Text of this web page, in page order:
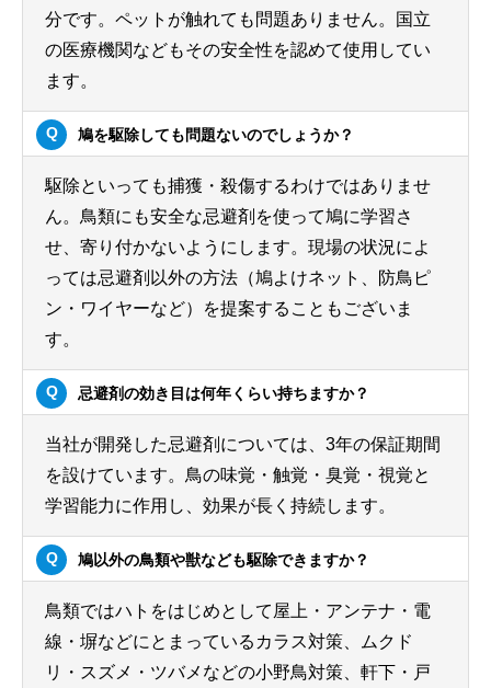
分です。ペットが触れても問題ありません。国立
の医療機関などもその安全性を認めて使用してい
ます。
鳩を駆除しても問題ないのでしょうか？
駆除といっても捕獲・殺傷するわけではありませ
ん。鳥類にも安全な忌避剤を使って鳩に学習さ
せ、寄り付かないようにします。現場の状況によ
っては忌避剤以外の方法（鳩よけネット、防鳥ピ
ン・ワイヤーなど）を提案することもございま
す。
忌避剤の効き目は何年くらい持ちますか？
当社が開発した忌避剤については、3年の保証期間
を設けています。鳥の味覚・触覚・臭覚・視覚と
学習能力に作用し、効果が長く持続します。
鳩以外の鳥類や獣なども駆除できますか？
鳥類ではハトをはじめとして屋上・アンテナ・電
線・塀などにとまっているカラス対策、ムクド
リ・スズメ・ツバメなどの小野鳥対策、軒下・戸